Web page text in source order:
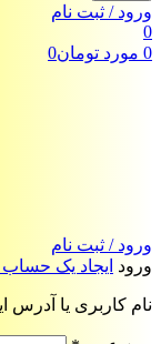
ورود / ثبت نام
0
0 مورد تومان0
ورود / ثبت نام
ورود ایجاد یک
نام کاربری یا آدرس